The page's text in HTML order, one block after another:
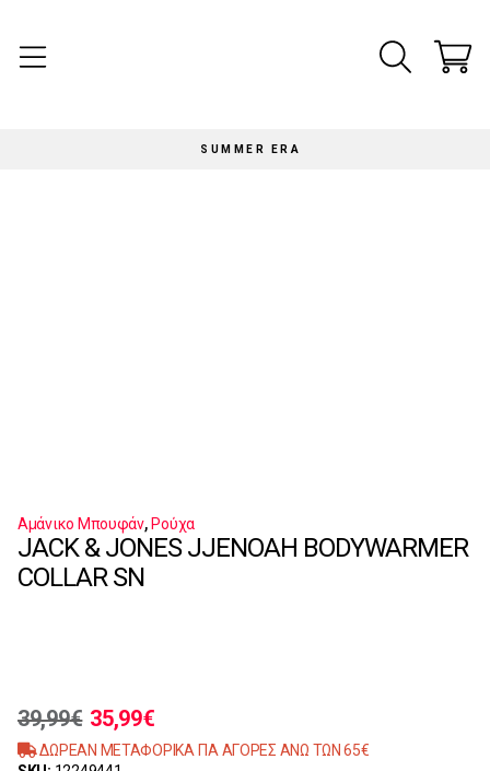
SUMMER ERA
Αμάνικο Μπουφάν,Ρούχα
JACK & JONES JJENOAH BODYWARMER
COLLAR SN
39,99€ 35,99€
ΔΩΡΕΑΝ ΜΕΤΑΦΟΡΙΚΑ ΓΙΑ ΑΓΟΡΕΣ ΑΝΩ ΤΩΝ 65€